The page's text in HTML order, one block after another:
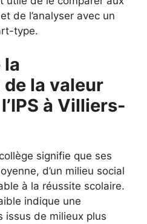
de l’analyser avec un
type.
la
la valeur
à Villiers-
signifie que ses
d’un milieu social
à la réussite scolaire.
indique une
issus de milieux plus